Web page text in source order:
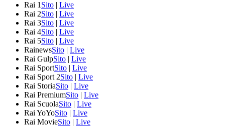
Rai 1 Sito | Live
Rai 2Sito | Live
Rai 3Sito | Live
Rai 4Sito | Live
Rai 5Sito | Live
RainewsSito | Live
Rai GulpSito | Live
Rai SportSito | Live
Rai Sport 2Sito | Live
Rai StoriaSito | Live
Rai PremiumSito | Live
Rai ScuolaSito | Live
Rai YoYoSito | Live
Rai MovieSito | Live